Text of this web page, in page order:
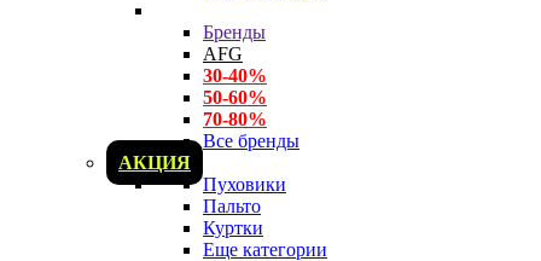
Бренды
AFG
30-40%
50-60%
70-80%
Все бренды
АКЦИЯ
Пуховики
Пальто
Куртки
Еще категории